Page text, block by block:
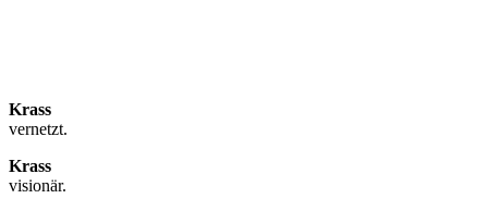
Krass
vernetzt.
Krass
visionär.